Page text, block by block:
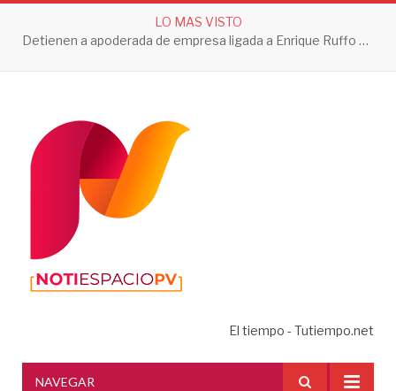
LO MAS VISTO
Detienen a apoderada de empresa ligada a Enrique Ruffo por investigación de Huachicol Fiscal
El tiempo - Tutiempo.net
NAVEGAR